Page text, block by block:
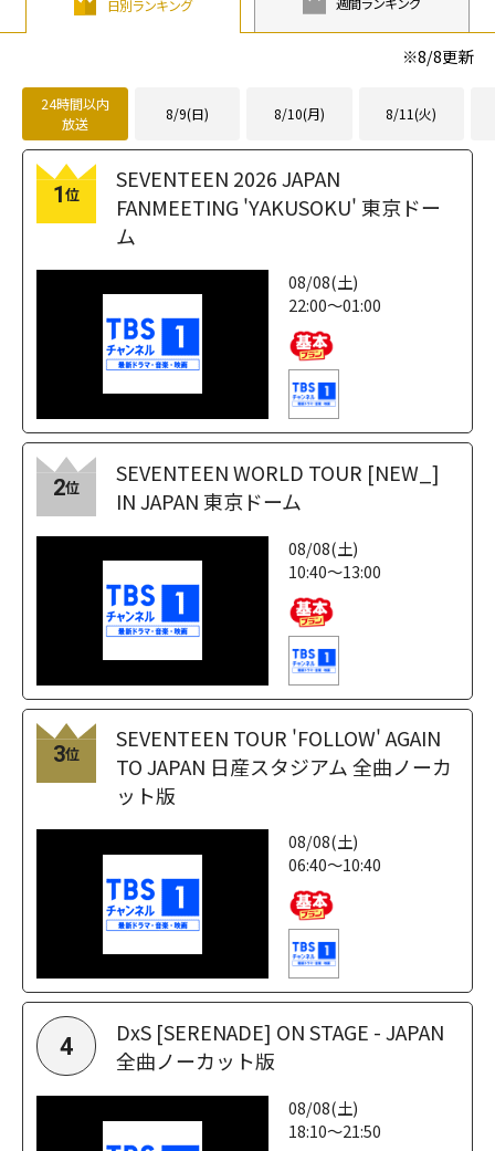
日別ランキング
※8/8更新
24時間以内
放送
8/9(日) 8/10(月) 8/11(火)
1位
SEVENTEEN 2026 JAPAN
FANMEETING 'YAKUSOKU' 東京ドー
ム
08/08(土)
22:00～01:00
2位
SEVENTEEN WORLD TOUR [NEW_]
IN JAPAN 東京ドーム
08/08(土)
10:40～13:00
3位
SEVENTEEN TOUR 'FOLLOW' AGAIN
TO JAPAN 日産スタジアム 全曲ノーカ
ット版
08/08(土)
06:40～10:40
4
DxS [SERENADE] ON STAGE - JAPAN
全曲ノーカット版
08/08(土)
18:10～21:50